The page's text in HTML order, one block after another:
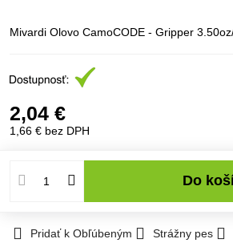
Mivardi Olovo CamoCODE - Gripper
2,04 €
1,66 € bez DPH
Do
Pridať k Obľúbeným Strážny pes